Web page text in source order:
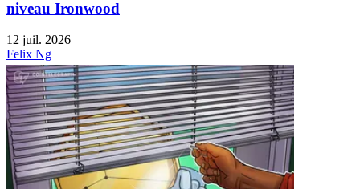
niveau Ironwood
12 juil. 2026
Felix Ng